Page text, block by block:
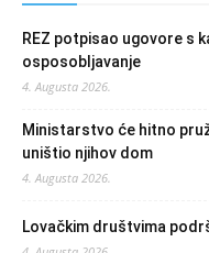
REZ potpisao ugovore s
osposobljavanje
4. Augusta 2026.
Ministarstvo će hitno
uništio njihov dom
4. Augusta 2026.
Lovačkim društvima